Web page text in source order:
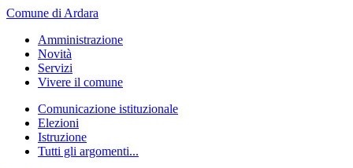
Comune di Ardara
Amministrazione
Novità
Servizi
Vivere il comune
Comunicazione istituzionale
Elezioni
Istruzione
Tutti gli argomenti...